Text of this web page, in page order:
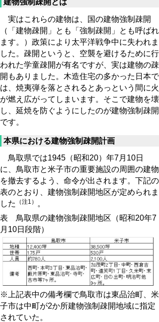
建物強制疎開とは
実はこれらの建物は、国の建物強制疎開
（「建物疎開」とも「強制疎開」とも呼ばれ
ます。）政策により太平洋戦争中に失われま
した。疎開というと、空襲を避けるために行
われた学童疎開が有名ですが、実は建物の疎
開もありました。木造住宅の多かった日本で
は、焼夷弾を落とされるとあっという間に火
が燃え広がってしまいます。そこで建物を壊
し、延焼を防ぐようにしたのが建物強制疎開
です。
本県における建物強制疎開計画
鳥取県では1945（昭和20）年7月10日
に、鳥取市と米子市の重要施設の周囲の建物
を撤去するよう、命令が出されます。下記の
表のとおり、建物強制疎開地区が定められま
した
（注1）
。
表 鳥取県の建物強制疎開地区（昭和20年7
月10日段階）
※上記表中の備考欄で鳥取市は東品治町、米
子市は中町が2か所建物強制疎開地域に指定
されていた。